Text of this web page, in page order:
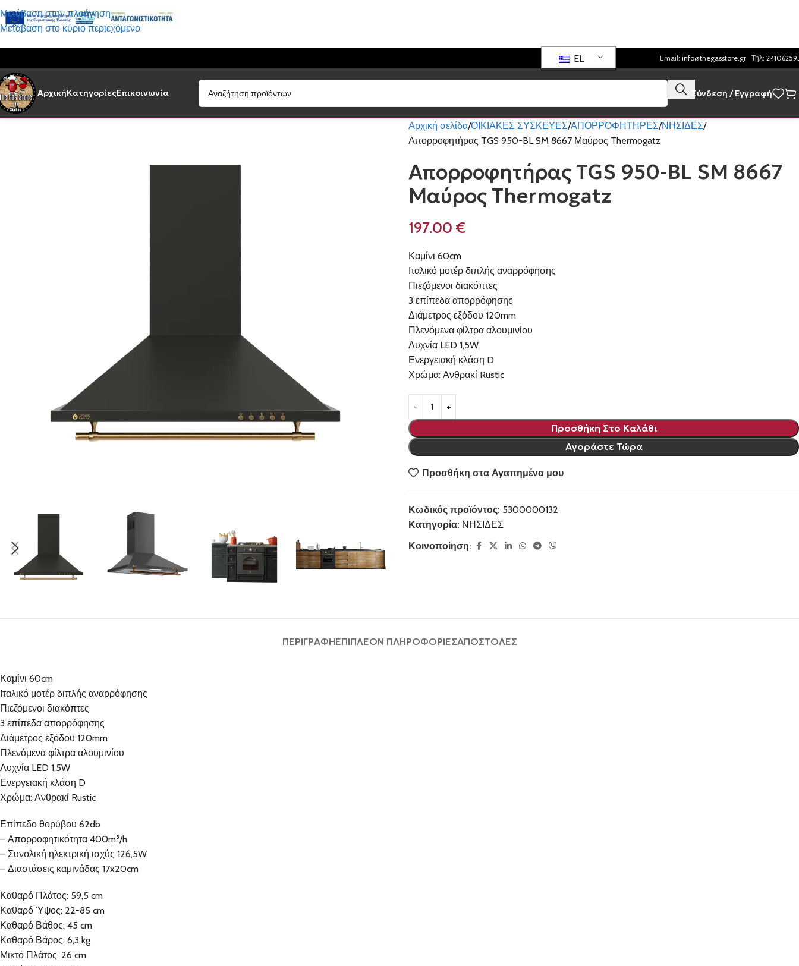
Μετάβαση στην πλοήγηση
Μετάβαση στο κύριο περιεχόμενο
EL Email: info@thegasstore.gr Τηλ:
ΑρχικήΚατηγορίεςΕπικοινωνία Σύνδεση / Εγγραφή
Αρχική σελίδα ΟΙΚΙΑΚΕΣ ΣΥΣΚΕΥΕΣ ΑΠΟΡΡΟΦΗΤΗΡΕΣ ΝΗΣΙΔΕΣ
Απορροφητήρας TGS 950-BL SM 8667 Μαύρος Thermogatz
Απορροφητήρας TGS 950-BL SM 8667
Μαύρος Thermogatz
197.00 €
Καμίνι 60cm
Ιταλικό μοτέρ διπλής αναρρόφησης
Πιεζόμενοι διακόπτες
3 επίπεδα απορρόφησης
Διάμετρος εξόδου 120mm
Πλενόμενα φίλτρα αλουμινίου
Λυχνία LED 1,5W
Ενεργειακή κλάση D
Χρώμα: Ανθρακί Rustic
Προσθήκη Στο Καλάθι
Αγοράστε Τώρα
Προσθήκη στα Αγαπημένα μου
Κωδικός προϊόντος: 5300000132
Κατηγορία: ΝΗΣΙΔΕΣ
Κοινοποίηση:
ΠΕΡΙΓΡΑΦΉΕΠΙΠΛΈΟΝ ΠΛΗΡΟΦΟΡΊΕΣΑΠΟΣΤΟΛΈΣ
Καμίνι 60cm
Ιταλικό μοτέρ διπλής αναρρόφησης
Πιεζόμενοι διακόπτες
3 επίπεδα απορρόφησης
Διάμετρος εξόδου 120mm
Πλενόμενα φίλτρα αλουμινίου
Λυχνία LED 1,5W
Ενεργειακή κλάση D
Χρώμα: Ανθρακί Rustic
Επίπεδο θορύβου 62db
– Απορροφητικότητα 400m³/h
– Συνολική ηλεκτρική ισχύς 126,5W
– Διαστάσεις καμινάδας 17x20cm
Καθαρό Πλάτος: 59,5 cm
Καθαρό Ύψος: 22-85 cm
Καθαρό Βάθος: 45 cm
Καθαρό Βάρος: 6,3 kg
Μικτό Πλάτος: 26 cm